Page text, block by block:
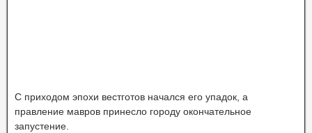
С приходом эпохи вестготов начался его упадок, а
правление мавров принесло городу окончательное
запустение.